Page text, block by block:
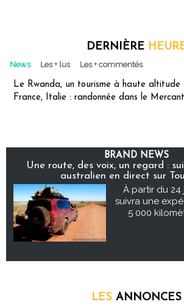
DERNIÈRE
News Les + lus Les + commentés
Le Rwanda, un tourisme à haute altitude
France, Italie : randonnée dans le
BRAND NEWS
Une route, des voix, un regard :
australien en direct sur
À partir du 24
suivra une
5 000
LES ANNONCES